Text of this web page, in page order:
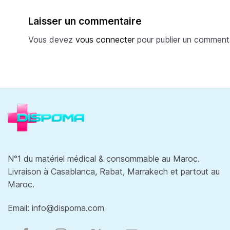
Laisser un commentaire
Vous devez vous connecterpour publier un
N°1 du matériel médical & consommable au Maroc.
Livraison à Casablanca, Rabat, Marrakech et partout au
Maroc.
Email: info@dispoma.com